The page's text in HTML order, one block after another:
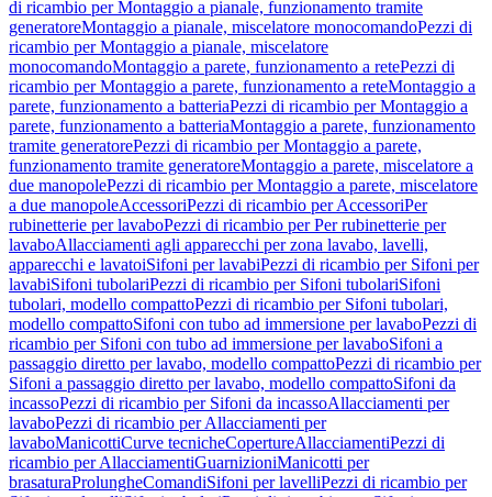
di ricambio per Montaggio a pianale, funzionamento tramite
generatoreMontaggio a pianale, miscelatore monocomandoPezzi di
ricambio per Montaggio a pianale, miscelatore
monocomandoMontaggio a parete, funzionamento a retePezzi di
ricambio per Montaggio a parete, funzionamento a reteMontaggio a
parete, funzionamento a batteriaPezzi di ricambio per Montaggio a
parete, funzionamento a batteriaMontaggio a parete, funzionamento
tramite generatorePezzi di ricambio per Montaggio a parete,
funzionamento tramite generatoreMontaggio a parete, miscelatore a
due manopolePezzi di ricambio per Montaggio a parete, miscelatore
a due manopoleAccessoriPezzi di ricambio per AccessoriPer
rubinetterie per lavaboPezzi di ricambio per Per rubinetterie per
lavaboAllacciamenti agli apparecchi per zona lavabo, lavelli,
apparecchi e lavatoiSifoni per lavabiPezzi di ricambio per Sifoni per
lavabiSifoni tubolariPezzi di ricambio per Sifoni tubolariSifoni
tubolari, modello compattoPezzi di ricambio per Sifoni tubolari,
modello compattoSifoni con tubo ad immersione per lavaboPezzi di
ricambio per Sifoni con tubo ad immersione per lavaboSifoni a
passaggio diretto per lavabo, modello compattoPezzi di ricambio per
Sifoni a passaggio diretto per lavabo, modello compattoSifoni da
incassoPezzi di ricambio per Sifoni da incassoAllacciamenti per
lavaboPezzi di ricambio per Allacciamenti per
lavaboManicottiCurve tecnicheCopertureAllacciamentiPezzi di
ricambio per AllacciamentiGuarnizioniManicotti per
brasaturaProlungheComandiSifoni per lavelliPezzi di ricambio per